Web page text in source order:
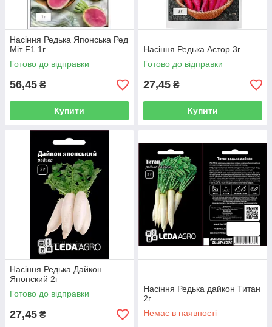
Насіння Редька Японська Ред
Міт F1 1г
Готово до відправки
56,45 ₴
Купити
Насіння Редька Астор 3г
Готово до відправки
27,45 ₴
Купити
Насіння Редька Дайкон
Японский 2г
Готово до відправки
27,45 ₴
Насіння Редька дайкон Титан
2г
Немає в наявності